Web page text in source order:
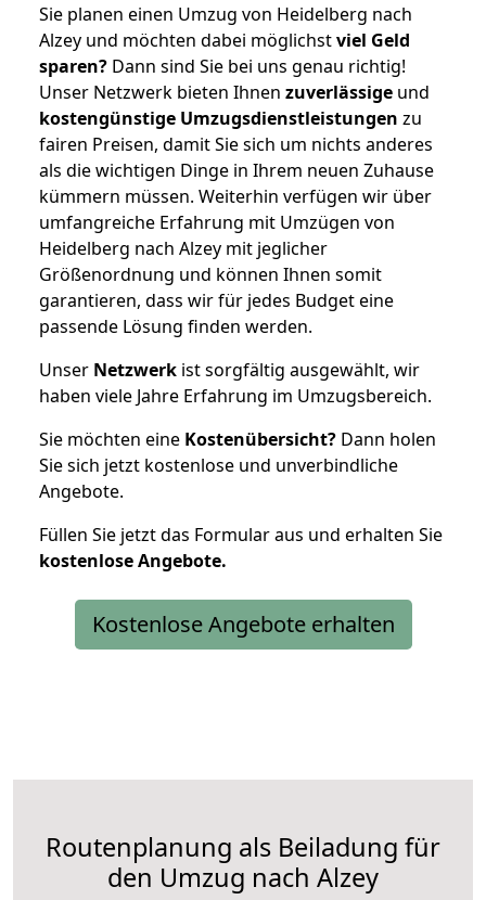
Sie planen einen Umzug von Heidelberg nach
Alzey und möchten dabei möglichstviel Geld
sparen? Dann sind Sie bei uns genau richtig!
Unser Netzwerk bieten Ihnen zuverlässige und
kostengünstige Umzugsdienstleistungen zu
fairen Preisen, damit Sie sich um nichts anderes
als die wichtigen Dinge in Ihrem neuen Zuhause
kümmern müssen. Weiterhin verfügen wir über
umfangreiche Erfahrung mit Umzügen von
Heidelberg nach Alzey mit jeglicher
Größenordnung und können Ihnen somit
garantieren, dass wir für jedes Budget eine
passende Lösung finden werden.
Unser Netzwerk ist sorgfältig ausgewählt, wir
haben viele Jahre Erfahrung im Umzugsbereich.
Sie möchten eine Kostenübersicht? Dann holen
Sie sich jetzt kostenlose und unverbindliche
Angebote.
Füllen Sie jetzt das Formular aus und erhalten Sie
kostenloseAngebote.
Kostenlose Angebote erhalten
Routenplanung als Beiladung für
den Umzug nach Alzey